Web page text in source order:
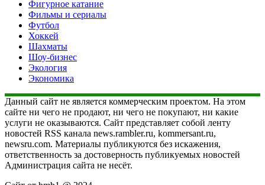
Фигурное катание
Фильмы и сериалы
Футбол
Хоккей
Шахматы
Шоу-бизнес
Экология
Экономика
Данный сайт не является коммерческим проектом. На этом
сайте ни чего не продают, ни чего не покупают, ни какие
услуги не оказываются. Сайт представляет собой ленту
новостей RSS канала news.rambler.ru, kommersant.ru,
newsru.com. Материалы публикуются без искажения,
ответственность за достоверность публикуемых новостей
Администрация сайта не несёт.